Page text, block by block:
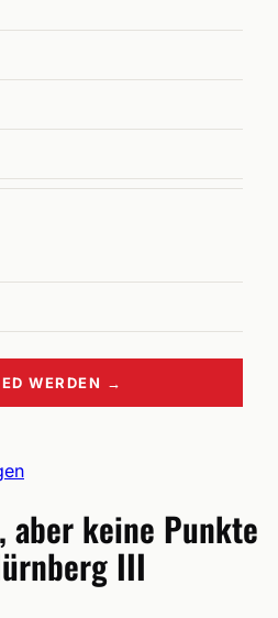
WERDEN →
aber keine Punkte
III